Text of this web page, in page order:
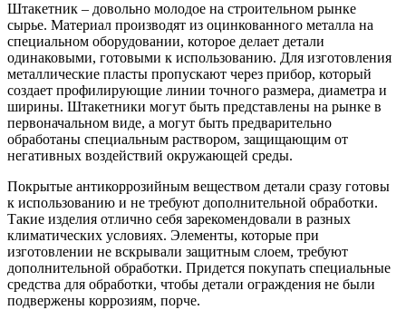
Штакетник – довольно молодое на строительном рынке
сырье. Материал производят из оцинкованного металла на
специальном оборудовании, которое делает детали
одинаковыми, готовыми к использованию. Для изготовления
металлические пласты пропускают через прибор, который
создает профилирующие линии точного размера, диаметра и
ширины. Штакетники могут быть представлены на рынке в
первоначальном виде, а могут быть предварительно
обработаны специальным раствором, защищающим от
негативных воздействий окружающей среды.
Покрытые антикоррозийным веществом детали сразу готовы
к использованию и не требуют дополнительной обработки.
Такие изделия отлично себя зарекомендовали в разных
климатических условиях. Элементы, которые при
изготовлении не вскрывали защитным слоем, требуют
дополнительной обработки. Придется покупать специальные
средства для обработки, чтобы детали ограждения не были
подвержены коррозиям, порче.